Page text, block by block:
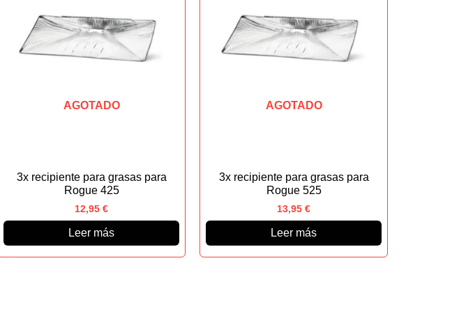
AGOTADO
3x recipiente para grasas para
Rogue 425
12,95 €
Leer más
AGOTADO
3x recipiente para grasas para
Rogue 525
13,95 €
Leer más